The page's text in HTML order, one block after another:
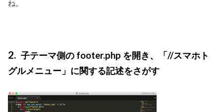
ね。
2
子テーマ側の footer.php を開き、「//スマホト
グルメニュー」に関する記述をさがす